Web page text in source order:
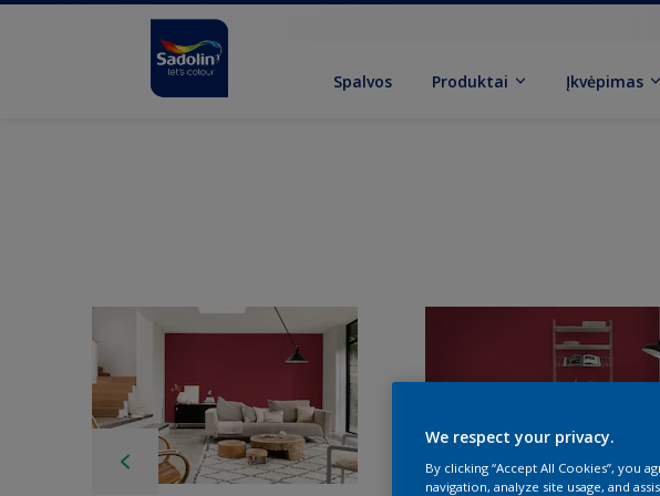
Spalvos Produktai Įkvėpimas
We respect your privacy.
By clicking “Accept All Cookies”, you
navigation, analyze site usage, and